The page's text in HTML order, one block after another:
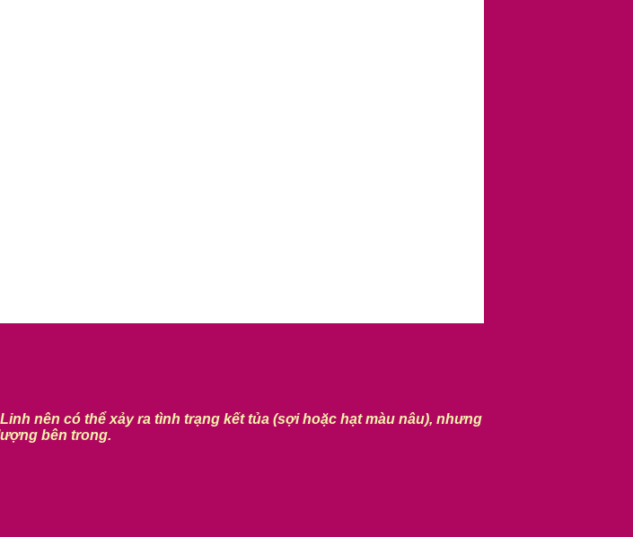
nên có thể xảy ra tình trạng kết tủa (sợi hoặc hạt màu nâu), nhưng
bên trong.